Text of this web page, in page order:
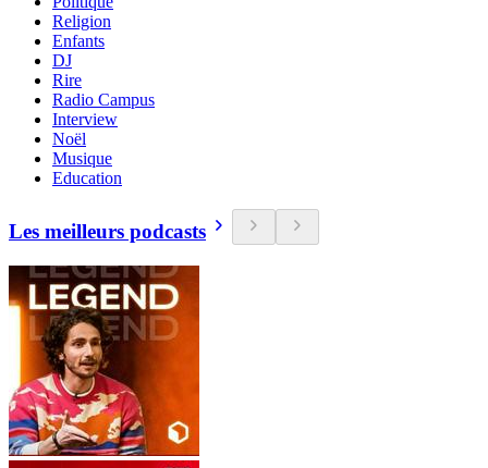
Religion
Enfants
DJ
Rire
Radio Campus
Interview
Noël
Musique
Education
Les meilleurs podcasts